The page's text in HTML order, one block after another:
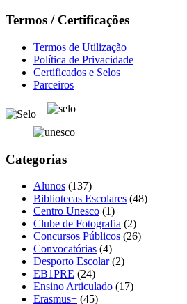
Termos / Certificações
Termos de Utilização
Política de Privacidade
Certificados e Selos
Parceiros
Categorias
Alunos (137)
Bibliotecas Escolares (48)
Centro Unesco (1)
Clube de Fotografia (2)
Concursos Públicos (26)
Convocatórias (4)
Desporto Escolar(2)
EB1PRE (24)
Ensino Articulado (17)
Erasmus+ (45)